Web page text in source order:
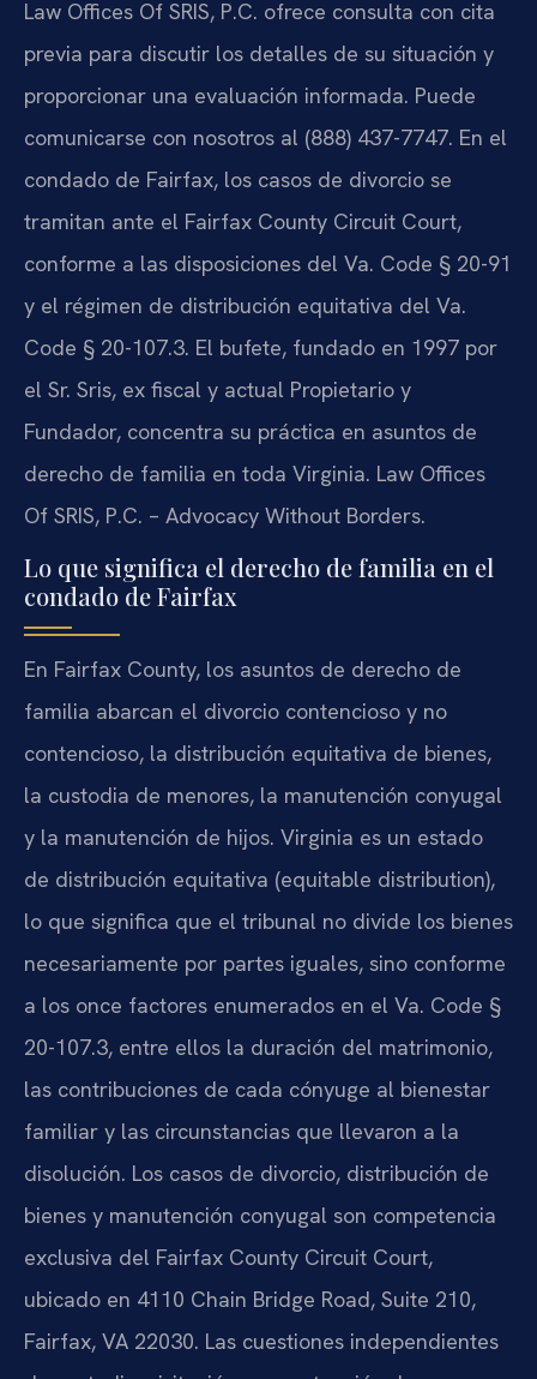
Law Offices Of SRIS, P.C. ofrece consulta con cita
previa para discutir los detalles de su situación y
proporcionar una evaluación informada. Puede
comunicarse con nosotros al (888) 437-7747. En el
condado de Fairfax, los casos de divorcio se
tramitan ante el Fairfax County Circuit Court,
conforme a las disposiciones del Va. Code § 20-91
y el régimen de distribución equitativa del Va.
Code § 20-107.3. El bufete, fundado en 1997 por
el Sr. Sris, ex fiscal y actual Propietario y
Fundador, concentra su práctica en asuntos de
derecho de familia en toda Virginia. Law Offices
Of SRIS, P.C. – Advocacy Without Borders.
Lo que significa el derecho de familia en el
condado de Fairfax
En Fairfax County, los asuntos de derecho de
familia abarcan el divorcio contencioso y no
contencioso, la distribución equitativa de bienes,
la custodia de menores, la manutención conyugal
y la manutención de hijos. Virginia es un estado
de distribución equitativa (equitable distribution),
lo que significa que el tribunal no divide los bienes
necesariamente por partes iguales, sino conforme
a los once factores enumerados en el Va. Code §
20-107.3, entre ellos la duración del matrimonio,
las contribuciones de cada cónyuge al bienestar
familiar y las circunstancias que llevaron a la
disolución. Los casos de divorcio, distribución de
bienes y manutención conyugal son competencia
exclusiva del Fairfax County Circuit Court,
ubicado en 4110 Chain Bridge Road, Suite 210,
Fairfax, VA 22030. Las cuestiones independientes